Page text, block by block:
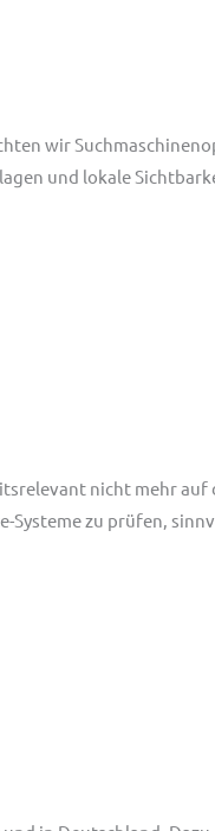
wir
und lokale
nicht mehr auf
Systeme zu prüfen,